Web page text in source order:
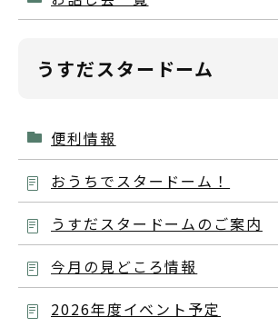
うすだスタードーム
便利情報
おうちでスタードーム！
うすだスタードームのご案内
今月の見どころ情報
2026年度イベント予定